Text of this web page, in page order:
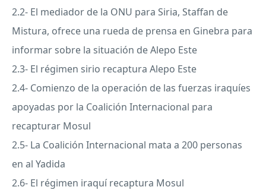
2.2- El mediador de la ONU para Siria, Staffan de
Mistura, ofrece una rueda de prensa en Ginebra para
informar sobre la situación de Alepo Este
2.3- El régimen sirio recaptura Alepo Este
2.4- Comienzo de la operación de las fuerzas iraquíes
apoyadas por la Coalición Internacional para
recapturar Mosul
2.5- La Coalición Internacional mata a 200 personas
en al Yadida
2.6- El régimen iraquí recaptura Mosul